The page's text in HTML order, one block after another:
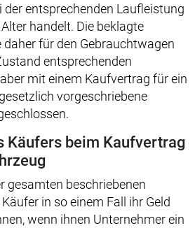
der entsprechenden Laufleistung
handelt. Die beklagte
für den Gebrauchtwagen
entsprechenden
mit einem Kaufvertrag für ein
vorgeschriebene
Käufers beim Kaufvertrag
gesamten beschriebenen
in so einem Fall ihr Geld
wenn ihnen Unternehmer ein